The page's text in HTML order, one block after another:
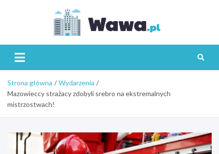
Strona główna
Wydarzenia
Mazowieccy strażacy zdobyli srebro na ekstremalnych
mistrzostwach!